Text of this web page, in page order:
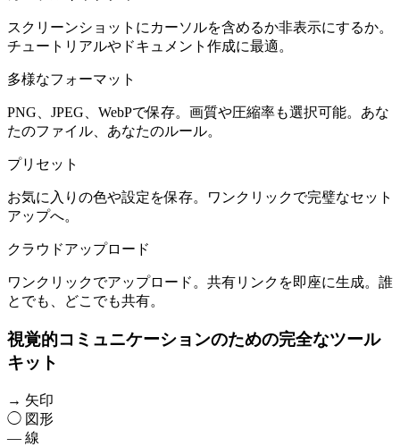
スクリーンショットにカーソルを含めるか非表示にするか。
チュートリアルやドキュメント作成に最適。
多様なフォーマット
PNG、JPEG、WebPで保存。画質や圧縮率も選択可能。あな
たのファイル、あなたのルール。
プリセット
お気に入りの色や設定を保存。ワンクリックで完璧なセット
アップへ。
クラウドアップロード
ワンクリックでアップロード。共有リンクを即座に生成。誰
とでも、どこでも共有。
視覚的コミュニケーションのための完全なツール
キット
→ 矢印
◯ 図形
— 線